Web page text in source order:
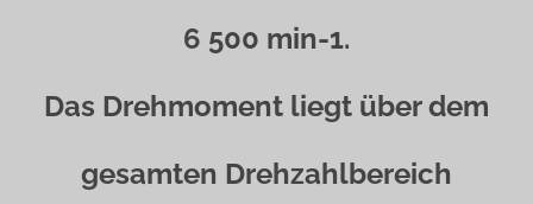
6 500 min-1.
Das Drehmoment liegt über dem
gesamten Drehzahlbereich